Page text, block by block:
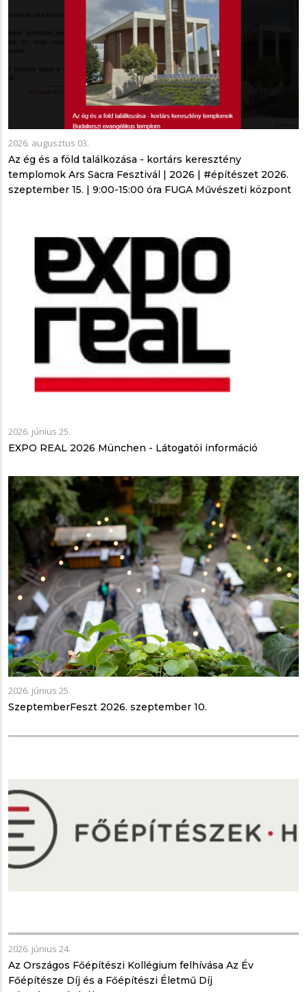
2026. augusztus 03.
Az ég és a föld találkozása - kortárs keresztény
templomok Ars Sacra Fesztivál | 2026 | #építészet 2026.
szeptember 15. | 9:00-15:00 óra FUGA Művészeti központ
2026. június 25.
EXPO REAL 2026 München - Látogatói információ
2026. június 25.
SzeptemberFeszt 2026. szeptember 10.
2026. június 24.
Az Országos Főépítészi Kollégium felhívása Az Év
Főépítésze Díj és a Főépítészi Életmű Díj